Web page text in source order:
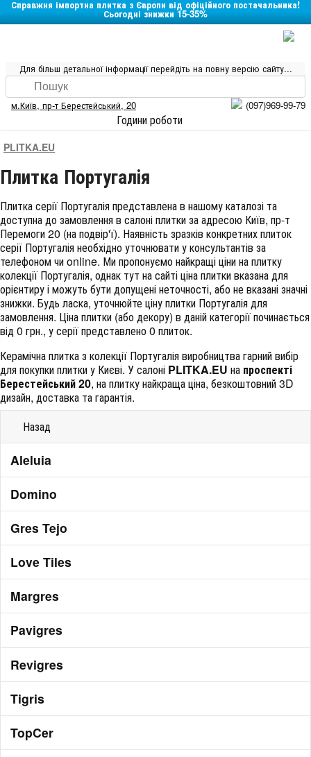
Справжня імпортна плитка з Європи від офіційного постачальника!
Сьогодні знижки 15-35%
Для більш детальної інформації перейдіть на повну версію сайту...
м.Київ, пр-т Берестейський, 20 (097)969-99-79
Години роботи
PLITKA.EU
Плитка Португалія
Плитка серії Португаліяпредставлена в нашому каталозі та
доступна до замовлення в салоні плитки за адресою Київ, пр-т
Перемоги 20 (на подвір'ї). Наявність зразків конкретних плиток
серії Португалія необхідно уточнювати у консультантів за
телефоном чи online. Ми пропонуємо найкращі ціни на плитку
колекції Португалія, однак тут на сайті ціна плитки вказана для
орієнтиру і можуть бути допущені неточності, або не вказані значні
знижки. Будь ласка, уточнюйте ціну плитки Португалія для
замовлення. Ціна плитки (або декору) в даній категорії починається
від 0 грн., у серії представлено 0 плиток.
Керамічна плитка з колекції Португалія виробництва гарний вибір
для покупки плитки у Києві. У салоні PLITKA.EU на проспекті
Берестейський 20, на плитку найкраща ціна, безкоштовний 3D
дизайн, доставка та гарантія.
Назад
Aleluia
Domino
Gres Tejo
Love Tiles
Margres
Pavigres
Revigres
Tigris
TopCer